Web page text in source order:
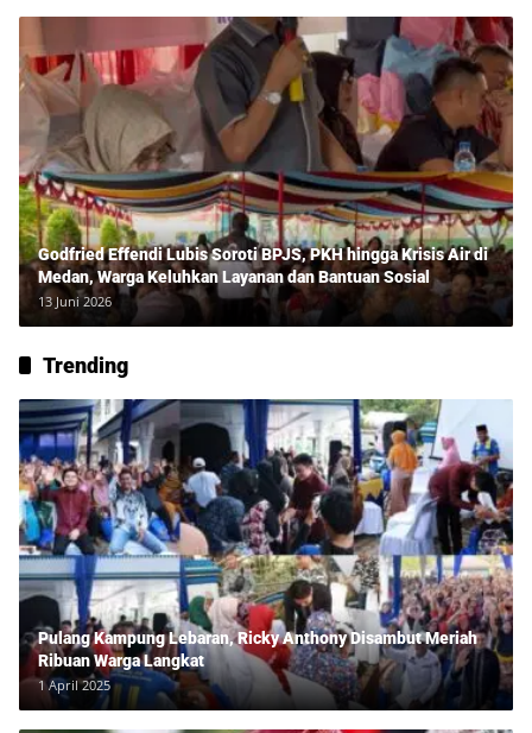
Godfried Effendi Lubis Soroti BPJS, PKH hingga Krisis Air di
Medan, Warga Keluhkan Layanan dan Bantuan Sosial
13 Juni 2026
Trending
Pulang Kampung Lebaran, Ricky Anthony Disambut Meriah
Ribuan Warga Langkat
1 April 2025